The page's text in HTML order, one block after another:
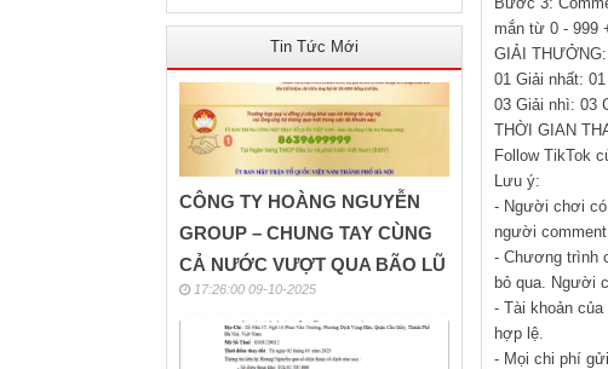
Trang chủ
Tin Tức Mới
CÔNG TY HOÀNG NGUYỄN
GROUP – CHUNG TAY CÙNG
CẢ NƯỚC VƯỢT QUA BÃO LŨ
17:26:00 09-10-2025